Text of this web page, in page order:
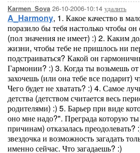
Karmen_Sova 26-10-2006-10:14 удалить
A_Harmony, 1. Какое качество в
поразило бы тебя настолько чтобы
(пол значения не имеет) :) 2. Каким
жизни, чтобы тебе не пришлось ни
подстраиваться? Какой он
Гармонии? :) 3. Когда ты возьмешь
захочешь (или она тебе все подарит)
Чего будет не хватать? :) 4. Самое
детства (детством считается весь
родителями) :) 5. Барьер при виде
оно мне надо?". Преграда которую
причинам) отказалась
звездочка и возможность загадать
именно сейчас. Что загадаешь? :)